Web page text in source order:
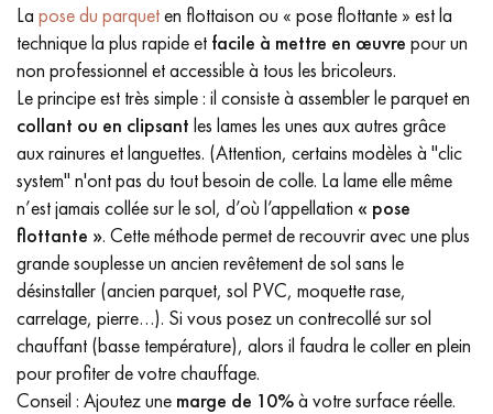
La pose du parqueten flottaison ou « pose flottante » est la
technique la plus rapide et facile à mettre en œuvre pour un
non professionnel et accessible à tous les bricoleurs.
Le principe est très simple : il consiste à assembler le parquet en
collant ou en clipsant les lames les unes aux autres grâce
aux rainures et languettes. (Attention, certains modèles à "clic
system" n'ont pas du tout besoin de colle. La lame elle même
n’est jamais collée sur le sol, d’où l’appellation « pose
flottante ». Cette méthode permet de recouvrir avec une plus
grande souplesse un ancien revêtement de sol sans le
désinstaller (ancien parquet, sol PVC, moquette rase,
carrelage, pierre…). Si vous posez un contrecollé sur sol
chauffant (basse température), alors il faudra le coller en plein
pour profiter de votre chauffage.
Conseil : Ajoutez une marge de 10%à votre surface réelle.